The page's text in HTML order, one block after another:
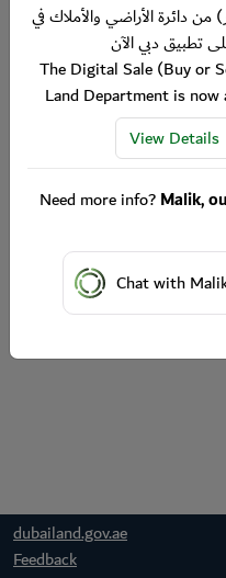
dubailand.gov.ae
Feedback
من دائرة الأراضي والأملاك في
تطبيق دبي الآن
The Digital Sale (Buy or
Land Department is
View Details
Need more info?Malik,
Chat with